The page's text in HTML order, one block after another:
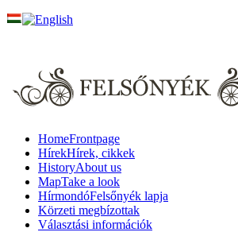
HomeFrontpage
HírekHírek, cikkek
HistoryAbout us
MapTake a look
HírmondóFelsőnyék lapja
Körzeti megbízottak
Választási információk